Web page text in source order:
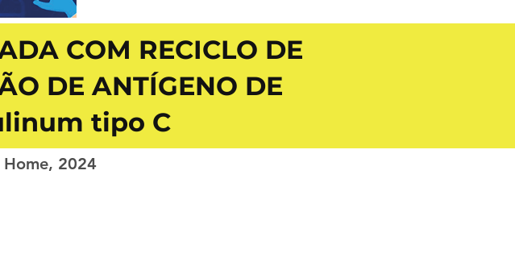
COM RECICLO DE
DE ANTÍGENO DE
tipo C
2024